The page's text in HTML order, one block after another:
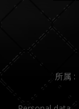
所属 :